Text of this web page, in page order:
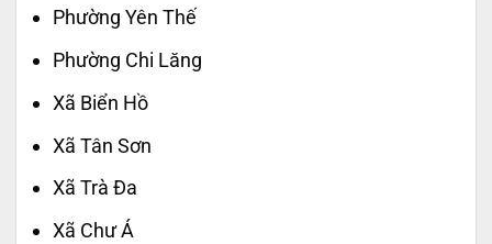
Phường Yên Thế
Phường Chi Lăng
Xã Biển Hồ
Xã Tân Sơn
Xã Trà Đa
Xã Chư Á